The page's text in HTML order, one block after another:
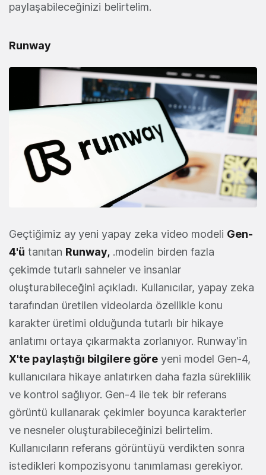
paylaşabileceğinizi belirtelim.
Runway
Geçtiğimiz ayyeni yapay zeka video modeli Gen-
4'ü tanıtan Runway, .modelin birden fazla
çekimde tutarlı sahneler ve insanlar
oluşturabileceğini açıkladı. Kullanıcılar, yapay zeka
tarafından üretilen videolarda özellikle konu
karakter üretimi olduğunda tutarlı bir hikaye
anlatımı ortaya çıkarmakta zorlanıyor. Runway'in
X'te paylaştığı bilgilere göre yeni model Gen-4,
kullanıcılara hikaye anlatırken daha fazla süreklilik
ve kontrol sağlıyor. Gen-4 ile tek bir referans
görüntü kullanarak çekimler boyunca karakterler
ve nesneler oluşturabileceğinizi belirtelim.
Kullanıcıların referans görüntüyü verdikten sonra
istedikleri kompozisyonu tanımlaması gerekiyor.